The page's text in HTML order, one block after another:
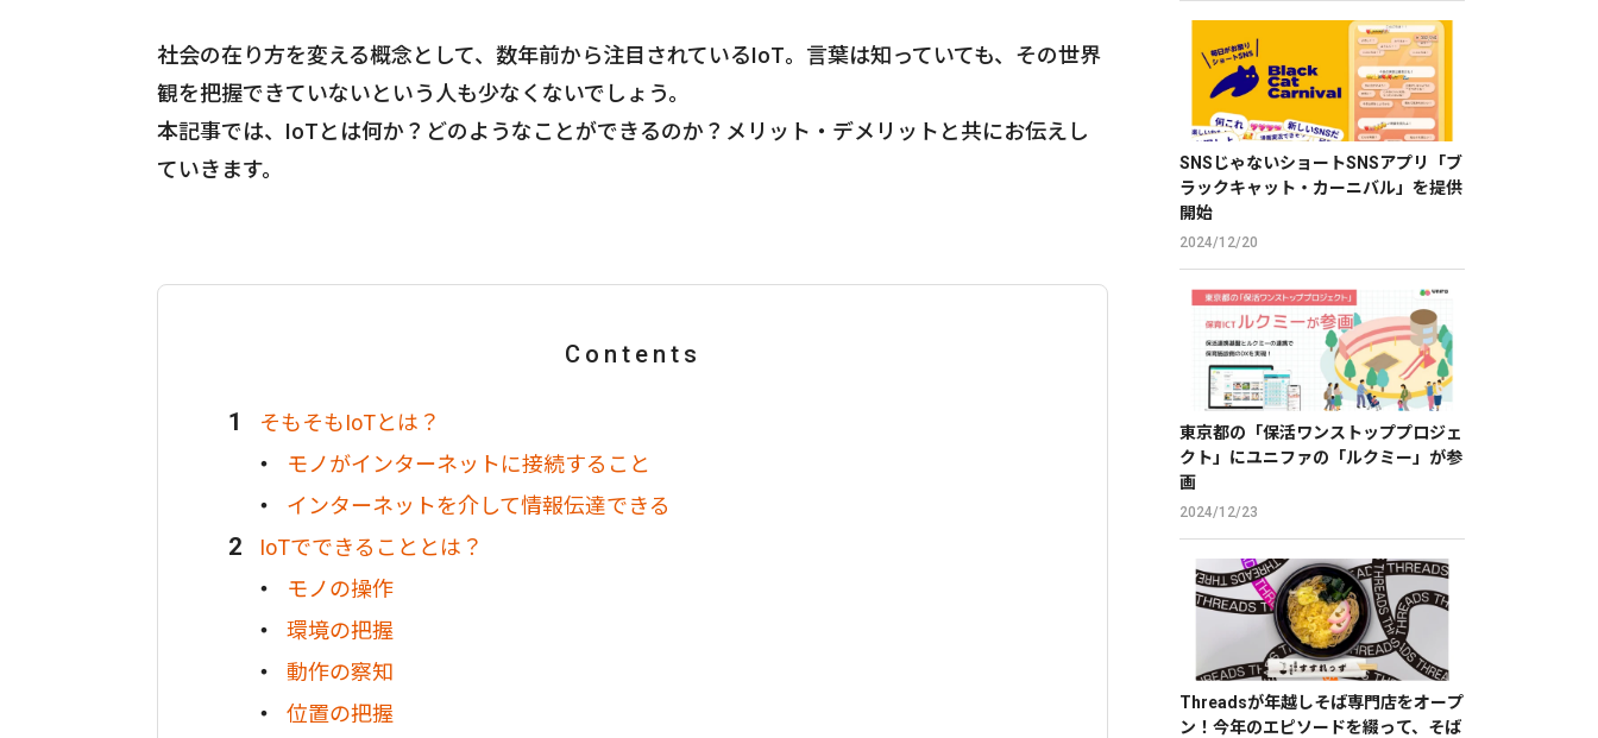
社会の在り方を変える概念として、数年前から注目されているIoT。言葉は知っていても、その世界
観を把握できていないという人も少なくないでしょう。
本記事では、IoTとは何か？どのようなことができるのか？メリット・デメリットと共にお伝えし
ていきます。
Contents
そもそもIoTとは？
モノがインターネットに接続すること
インターネットを介して情報伝達できる
IoTでできることとは？
モノの操作
環境の把握
動作の察知
位置の把握
SNSじゃないショートSNSアプリ「ブ
ラックキャット・カーニバル」を提供
開始
2024/12/20
東京都の「保活ワンストッププロジェ
クト」にユニファの「ルクミー」が参
画
2024/12/23
Threadsが年越しそば専門店をオープ
ン！今年のエピソードを綴って、そば